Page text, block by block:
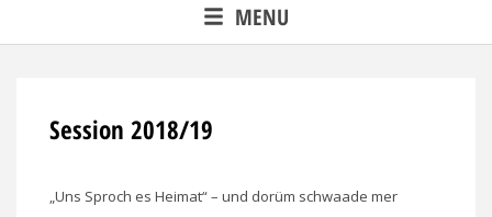
MENU
Session 2018/19
„Uns Sproch es Heimat“ – und dorüm schwaade mer